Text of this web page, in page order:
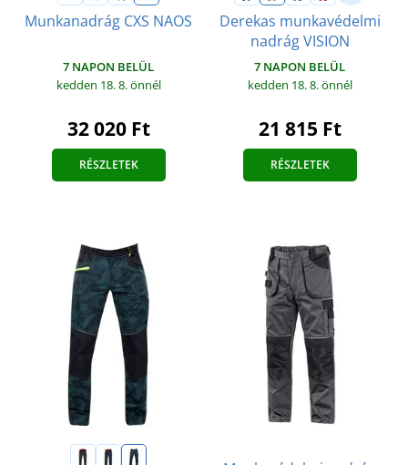
Munkanadrág CXS NAOS
7 NAPON BELÜL
kedden 18. 8.önnél
32 020 Ft
RÉSZLETEK
Derekas munkavédelmi
nadrág VISION
7 NAPON BELÜL
kedden 18. 8.önnél
21 815 Ft
RÉSZLETEK